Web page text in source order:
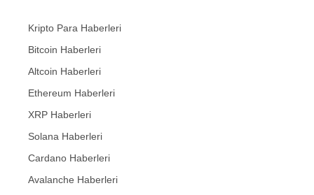
Kripto Para Haberleri
Bitcoin Haberleri
Altcoin Haberleri
Ethereum Haberleri
XRP Haberleri
Solana Haberleri
Cardano Haberleri
Avalanche Haberleri